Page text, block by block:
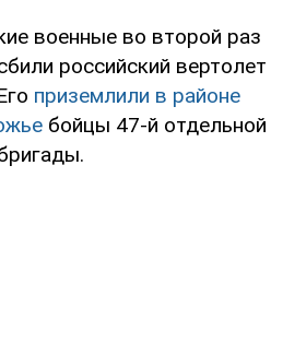
военные во второй раз
российский вертолет
приземлили в районе
бойцы 47-й отдельной